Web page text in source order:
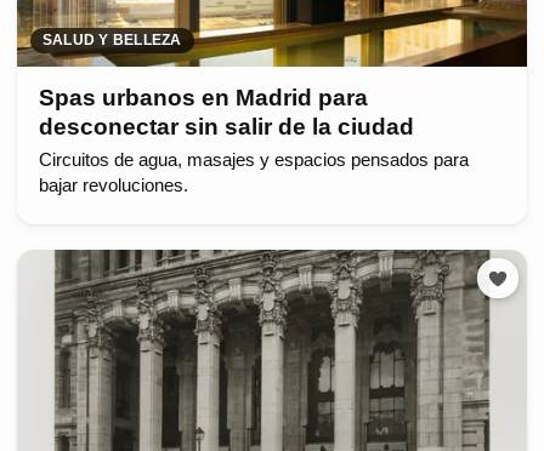
SALUD Y BELLEZA
Spas urbanos en Madrid para
desconectar sin salir de la ciudad
Circuitos de agua, masajes y espacios pensados para
bajar revoluciones.